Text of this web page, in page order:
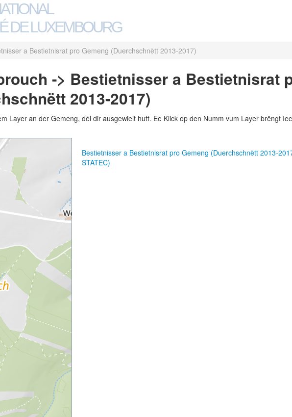
DE LUXEMBOURG
a Bestietnisrat pro Gemeng (Duerchschnëtt 2013-2017)
-> Bestietnisser a Bestietnisrat
2013-2017)
Layer an der Gemeng, déi dir ausgewielt hutt. Ee Klick op den Numm vum Layer brëngt
Bestietnisser a Bestietnisrat pro Gemeng (Duerchschnëtt 2013-
STATEC)